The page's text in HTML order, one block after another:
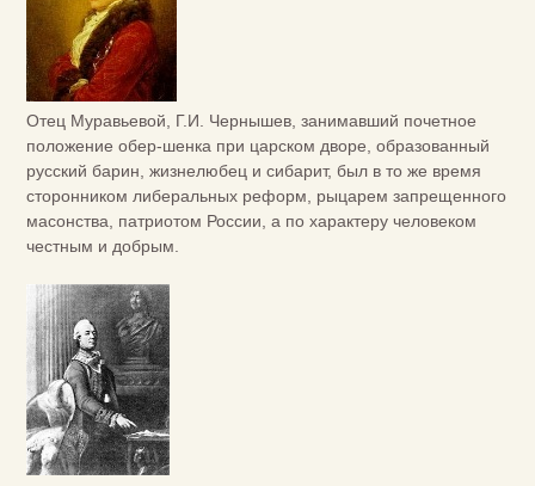
Отец Муравьевой, Г.И. Чернышев, занимавший почетное
положение обер-шенка при царском дворе, образованный
русский барин, жизнелюбец и сибарит, был в то же время
сторонником либеральных реформ, рыцарем запрещенного
масонства, патриотом России, а по характеру человеком
честным и добрым.